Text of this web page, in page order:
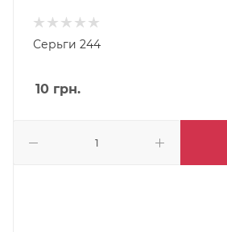
Серьги 244
10 грн.